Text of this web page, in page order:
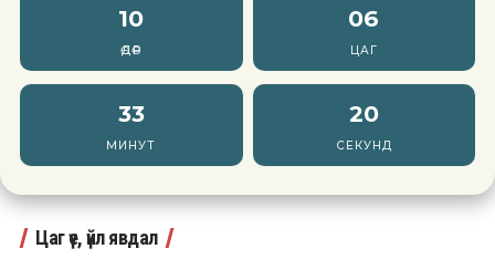
10
ӨДӨР
06
ЦАГ
33
МИНУТ
19
СЕКУНД
Цаг үе, үйл явдал